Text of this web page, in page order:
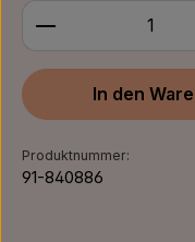
Produkt Anzahl:
In den
Produktnummer:
91-840886